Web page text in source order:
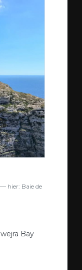
hier: Baie de
Bay